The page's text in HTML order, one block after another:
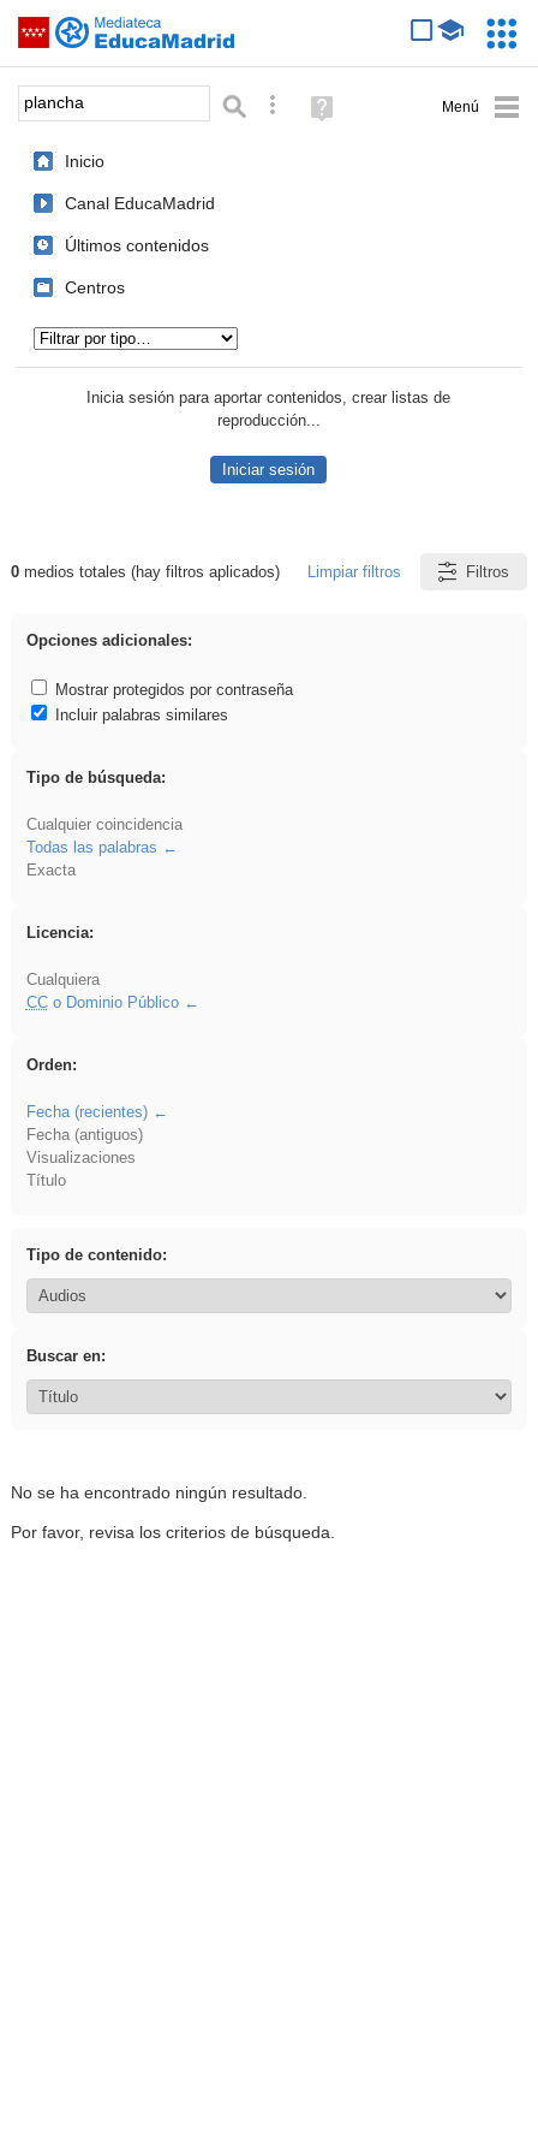
Saltar navegación
Palabra o frase: Búsqueda avanzada
Ayuda
(en
Inicio
Canal EducaMadrid
Últimos contenidos
Centros
Inicia sesión para aportar contenidos, crear listas de
reproducción...
Iniciar sesión
Resultados de: plancha
0medios totales (hay filtros aplicados) Limpiar filtros Filtros
Opciones adicionales:
Mostrar protegidos por contraseña
Incluir palabras similares
Tipo de búsqueda:
Cualquier coincidencia
Todas las palabras
Exacta
Licencia:
Cualquiera
CCo Dominio Público
Orden:
Fecha (recientes)
Fecha (antiguos)
Visualizaciones
Título
Tipo de contenido:
Buscar en:
No se ha encontrado ningún resultado.
Por favor, revisa los criterios de búsqueda.